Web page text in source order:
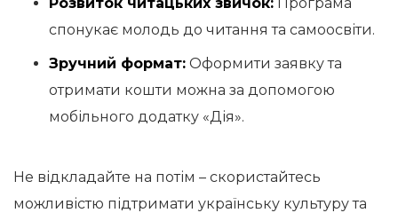
спонукає молодь до читання та самоосвіти.
Зручний формат: Оформити заявку та
отримати кошти можна за допомогою
мобільного додатку «Дія».
Не відкладайте на потім – скористайтесь
можливістю підтримати українську культуру та